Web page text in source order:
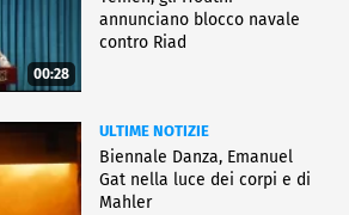
00:28
annunciano blocco navale
contro Riad
ULTIME NOTIZIE
Biennale Danza, Emanuel
Gat nella luce dei corpi e di
Mahler